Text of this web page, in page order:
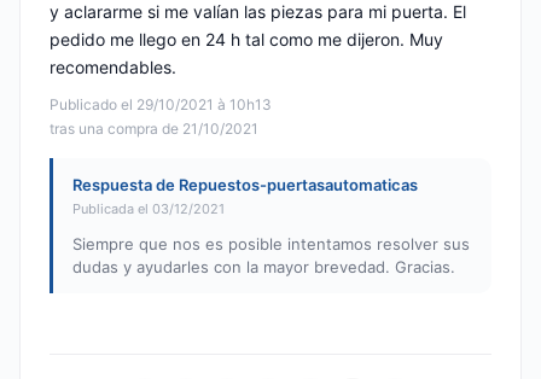
Publicado el 29/10/2021 à 10h13
tras una compra de 21/10/2021
y aclararme si me valían las piezas para mi puerta. El
pedido me llego en 24 h tal como me dijeron. Muy
recomendables.
Respuesta de Repuestos-puertasautomaticas
Publicada el 03/12/2021
Siempre que nos es posible intentamos resolver sus
dudas y ayudarles con la mayor brevedad. Gracias.